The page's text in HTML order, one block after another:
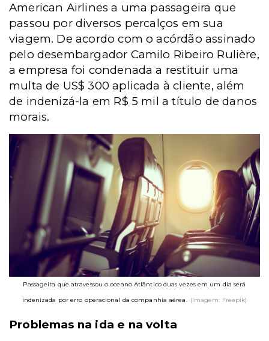
American Airlines a uma passageira que
passou por diversos percalços em sua
viagem. De acordo com o acórdão assinado
pelo desembargador Camilo Ribeiro Rulière,
a empresa foi condenada a restituir uma
multa de US$ 300 aplicada à cliente, além
de indenizá-la em R$ 5 mil a título de danos
morais.
Passageira que atravessou o oceano Atlântico duas vezes em um dia será
indenizada por erro operacional da companhia aérea.
(Imagem: Freepik)
Problemas na ida e na volta